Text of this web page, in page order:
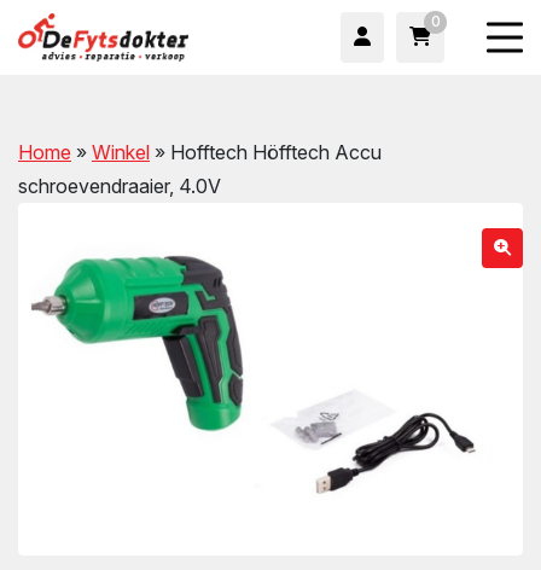
0
Home » Winkel » Hofftech Höfftech Accu
schroevendraaier, 4.0V